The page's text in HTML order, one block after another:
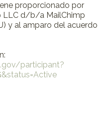
proporcionado por
LLC d/b/a MailChimp
y al amparo del acuerdo
participant?